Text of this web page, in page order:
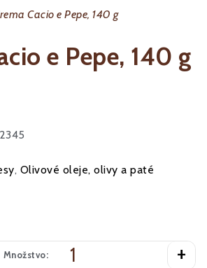
KÁVA
e Pepe, 140 g
, Olivové oleje, olivy a paté
Množstvo: +